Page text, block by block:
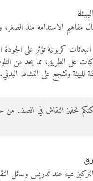
مفاهيم الاستدامة منذ
كربونية تؤثر على الجودة
على الطريق، مما يحد من
وتشجع على النشاط البدني.
تحفيز النقاش في الصف من
عليه عند تدريس وسائل